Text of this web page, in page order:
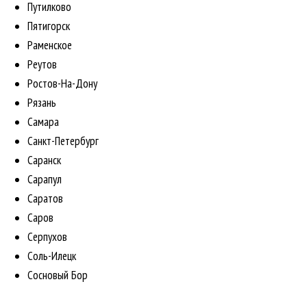
Путилково
Пятигорск
Раменское
Реутов
Ростов-На-Дону
Рязань
Самара
Санкт-Петербург
Саранск
Сарапул
Саратов
Саров
Серпухов
Соль-Илецк
Сосновый Бор